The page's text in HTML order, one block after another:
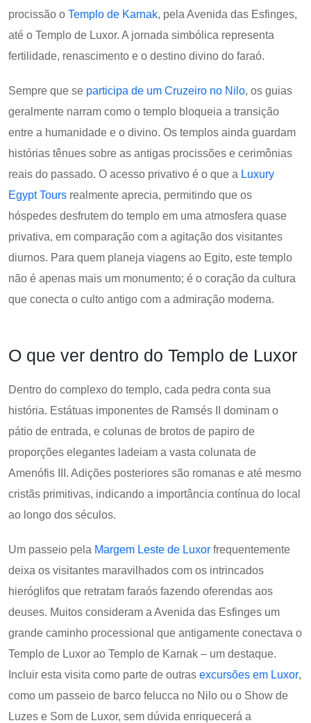
procissão o Templo de Karnak, pela Avenida das Esfinges,
até o Templo de Luxor. A jornada simbólica representa
fertilidade, renascimento e o destino divino do faraó.
Sempre que se participa de um Cruzeiro no Nilo, os guias
geralmente narram como o templo bloqueia a transição
entre a humanidade e o divino. Os templos ainda guardam
histórias tênues sobre as antigas procissões e cerimônias
reais do passado. O acesso privativo é o que a Luxury
Egypt Tours realmente aprecia, permitindo que os
hóspedes desfrutem do templo em uma atmosfera quase
privativa, em comparação com a agitação dos visitantes
diurnos. Para quem planeja viagens ao Egito, este templo
não é apenas mais um monumento; é o coração da cultura
que conecta o culto antigo com a admiração moderna.
O que ver dentro do Templo de Luxor
Dentro do complexo do templo, cada pedra conta sua
história. Estátuas imponentes de Ramsés II dominam o
pátio de entrada, e colunas de brotos de papiro de
proporções elegantes ladeiam a vasta colunata de
Amenófis III. Adições posteriores são romanas e até mesmo
cristãs primitivas, indicando a importância contínua do local
ao longo dos séculos.
Um passeio pela Margem Leste de Luxor frequentemente
deixa os visitantes maravilhados com os intrincados
hieróglifos que retratam faraós fazendo oferendas aos
deuses. Muitos consideram a Avenida das Esfinges um
grande caminho processional que antigamente conectava o
Templo de Luxor ao Templo de Karnak – um destaque.
Incluir esta visita como parte de outras excursões em Luxor,
como um passeio de barco felucca no Nilo ou o Show de
Luzes e Som de Luxor, sem dúvida enriquecerá a